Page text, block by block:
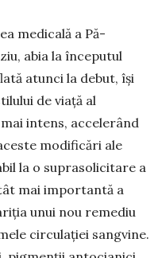
medicală a Pă­
abia la înce­putul
atunci la debut, își
de via­ță al
intens, acce­lerând
modifi­cări ale
la o su­prasolicitare a
mai importantă a
unui nou remediu
cir­culației sangvine.